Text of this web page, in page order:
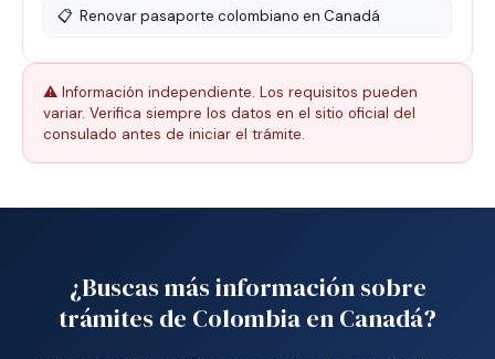
📋 Renovar pasaporte colombiano en Canadá
⚠️ Información independiente. Los requisitos pueden
variar. Verifica siempre los datos en el sitio oficial del
consulado antes de iniciar el trámite.
¿Buscas más información sobre
trámites de Colombia en Canadá?